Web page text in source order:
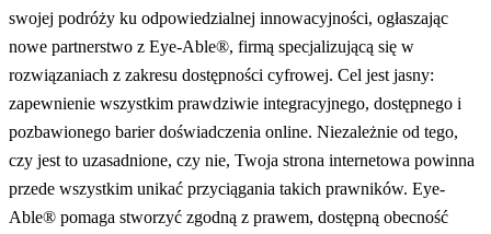
swojej podróży ku odpowiedzialnej innowacyjności, ogłaszając
nowe partnerstwo z Eye-Able®, firmą specjalizującą się w
rozwiązaniach z zakresu dostępności cyfrowej. Cel jest jasny:
zapewnienie wszystkim prawdziwie integracyjnego, dostępnego i
pozbawionego barier doświadczenia online. Niezależnie od tego,
czy jest to uzasadnione, czy nie, Twoja strona internetowa powinna
przede wszystkim unikać przyciągania takich prawników. Eye-
Able® pomaga stworzyć zgodną z prawem, dostępną obecność